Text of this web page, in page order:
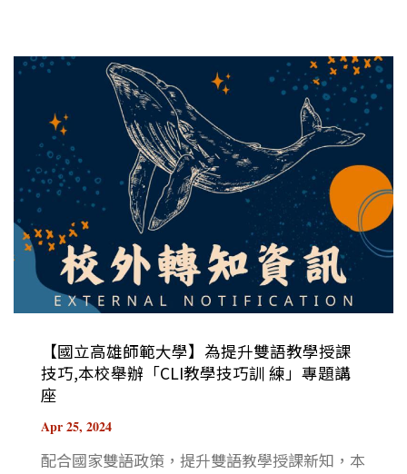
【國立高雄師範大學】為提升雙語教學授課
技巧,本校舉辦「CLI教學技巧訓 練」專題講
座
Apr 25, 2024
配合國家雙語政策，提升雙語教學授課新知，本